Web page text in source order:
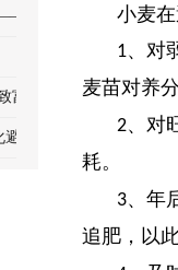
七
秧助
富”
免
小麦
1、对
麦苗对养
2、对
耗。
3、年
追肥，以